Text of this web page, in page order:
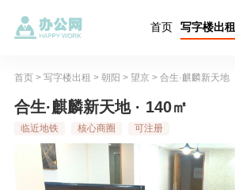
首页 写字楼出租
首页> 写字楼出租 > 朝阳 > 望京> 合生·麒麟新天地
合生·麒麟新天地 · 140㎡
临近地铁 核心商圈 可注册